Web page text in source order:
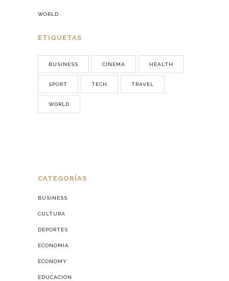
WORLD
ETIQUETAS
BUSINESS CINEMA HEALTH
SPORT TECH TRAVEL
WORLD
CATEGORÍAS
BUSINESS
CULTURA
DEPORTES
ECONOMÍA
ECONOMY
EDUCACIÓN